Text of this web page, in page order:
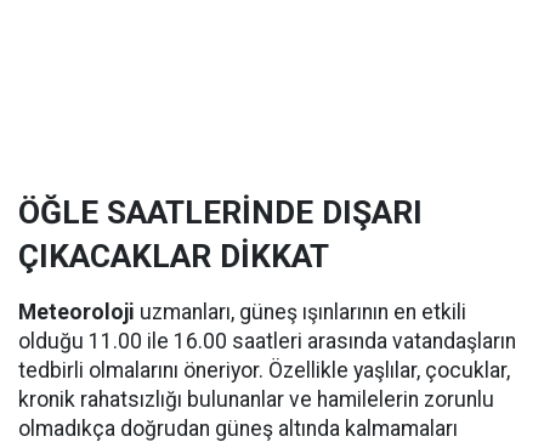
ÖĞLE SAATLERİNDE DIŞARI
ÇIKACAKLAR DİKKAT
Meteoroloji uzmanları, güneş ışınlarının en etkili
olduğu 11.00 ile 16.00 saatleri arasında vatandaşların
tedbirli olmalarını öneriyor. Özellikle yaşlılar, çocuklar,
kronik rahatsızlığı bulunanlar ve hamilelerin zorunlu
olmadıkça doğrudan güneş altında kalmamaları